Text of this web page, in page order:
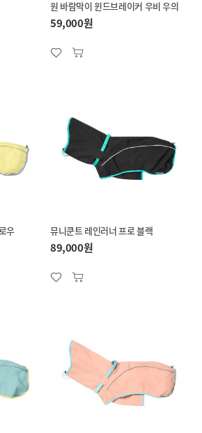
원 바람막이 윈드브레이커 우비 우의
59,000원
우 뮤니쿤트 레인러너 프로 블랙
89,000원